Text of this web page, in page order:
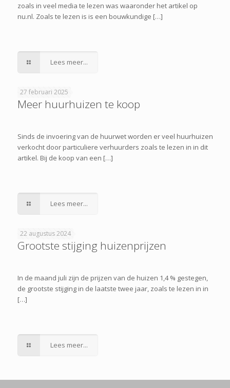
zoals in veel media te lezen was waaronder het artikel op
nu.nl. Zoals te lezen is is een bouwkundige […]
Lees meer...
27 februari 2025
Meer huurhuizen te koop
Sinds de invoering van de huurwet worden er veel huurhuizen
verkocht door particuliere verhuurders zoals te lezen in in dit
artikel. Bij de koop van een […]
Lees meer...
22 augustus 2024
Grootste stijging huizenprijzen
In de maand juli zijn de prijzen van de huizen 1,4 % gestegen,
de grootste stijging in de laatste twee jaar, zoals te lezen in in
[…]
Lees meer...